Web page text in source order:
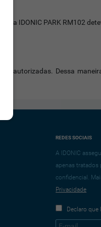
a IDONIC PARK RM102
autorizadas. Dessa
REDES SOCIAIS
A IDONIC
apenas tratados
confidencial.
Privacidade
Declaro